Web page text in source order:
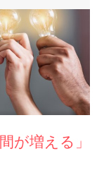
が増える」